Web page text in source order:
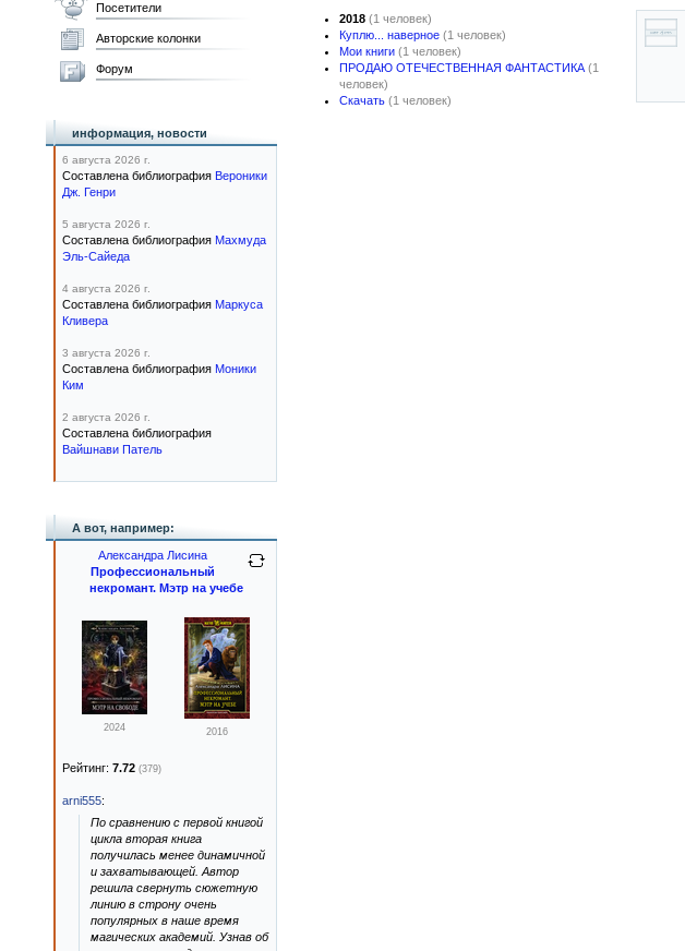
2018 (1 человек)
Куплю... наверное (1 человек)
Мои книги (1 человек)
ПРОДАЮ ОТЕЧЕСТВЕННАЯ ФАНТАСТИКА (1
человек)
Скачать (1 человек)
Посетители
Авторские колонки
Форум
информация, новости
6 августа 2026 г.
Составлена библиография Вероники
Дж. Генри
5 августа 2026 г.
Составлена библиография Махмуда
Эль-Сайеда
4 августа 2026 г.
Составлена библиография Маркуса
Кливера
3 августа 2026 г.
Составлена библиография Моники
Ким
2 августа 2026 г.
Составлена библиография
Вайшнави Патель
А вот, например:
Александра Лисина
Профессиональный
некромант. Мэтр на учебе
2024 2016
Рейтинг: 7.72 (379)
arni555:
По сравнению с первой книгой
цикла вторая книга
получилась менее динамичной
и захватывающей. Автор
решила свернуть сюжетную
линию в строну очень
популярных в наше время
магических академий. Узнав об